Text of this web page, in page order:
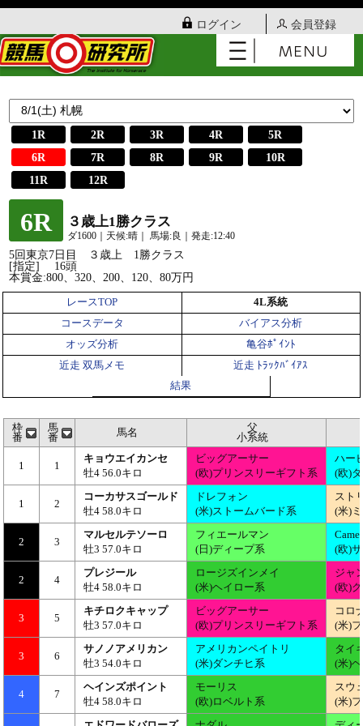
ログイン 会員登録
1R 2R 3R 4R
5R
6R
7R 8R 9R
10R
11R
12R
6R ３歳上1勝クラス
ダ1600｜天候:晴｜ 馬場:良｜発走:12:40
5回東京7日目 ３歳上 1勝クラス
[指定] 16頭
本賞金:800、320、200、120、80万円
レースTOP
4L系統
コースデータ
バイアス分析
オッズ分析
亀谷ﾎﾟｲﾝﾄ
近走 双馬メモ
近走 ﾄﾗｯｸﾊﾞｲｱｽ
結果
枠
番
馬
番
馬名
父
小系統
1 1
キョウエイカンセ
牡4 56.0キロ
ビッグアーサー
(欧)プリンスリーギフト系
ハー
(欧)
1 2
コーカサスゴールド
牡4 58.0キロ
ドレフォン
(米)ストームバード系
スト
(米)
2 3
マルセルテソーロ
牡3 57.0キロ
フィエールマン
(日)ディープ系
(欧)
2 4
プレジール
牡4 58.0キロ
ロージズインメイ
(米)ヘイロー系
ジャ
(欧)
3 5
キチロクキャップ
牡3 57.0キロ
ビッグアーサー
(欧)プリンスリーギフト系
コロ
(米)
3 6
サノノアメリカン
牡3 54.0キロ
アメリカンペイトリ
(米)ダンチヒ系
タイ
(米)
4 7
ヘインズポイント
牡4 58.0キロ
モーリス
(欧)ロベルト系
スウ
(米)